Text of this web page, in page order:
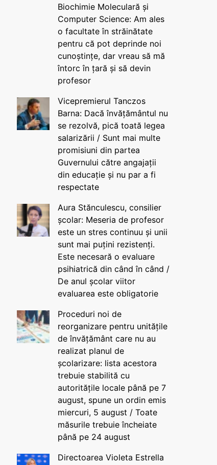
Biochimie Moleculară și
Computer Science: Am ales
o facultate în străinătate
pentru că pot deprinde noi
cunoștințe, dar vreau să mă
întorc în țară și să devin
profesor
Vicepremierul Tanczos
Barna: Dacă învățământul nu
se rezolvă, pică toată legea
salarizării / Sunt mai multe
promisiuni din partea
Guvernului către angajații
din educație și nu par a fi
respectate
Aura Stănculescu, consilier
școlar: Meseria de profesor
este un stres continuu și unii
sunt mai puțini rezistenți.
Este necesară o evaluare
psihiatrică din când în când /
De anul școlar viitor
evaluarea este obligatorie
Proceduri noi de
reorganizare pentru unitățile
de învățământ care nu au
realizat planul de
școlarizare: lista acestora
trebuie stabilită cu
autoritățile locale până pe 7
august, spune un ordin emis
miercuri, 5 august / Toate
măsurile trebuie încheiate
până pe 24 august
Directoarea Violeta Estrella